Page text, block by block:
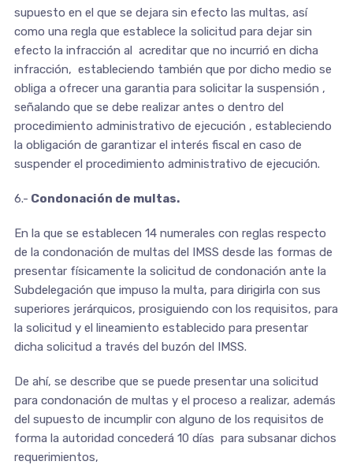
supuesto en el que se dejara sin efecto las multas, así
como una regla que establece la solicitud para dejar sin
efecto la infracción al acreditar que no incurrió en dicha
infracción, estableciendo también que por dicho medio se
obliga a ofrecer una garantia para solicitar la suspensión ,
señalando que se debe realizar antes o dentro del
procedimiento administrativo de ejecución , estableciendo
la obligación de garantizar el interés fiscal en caso de
suspender el procedimiento administrativo de ejecución.
6.- Condonación de multas.
En la que se establecen 14 numerales con reglas respecto
de la condonación de multas del IMSS desde las formas de
presentar físicamente la solicitud de condonación ante la
Subdelegación que impuso la multa, para dirigirla con sus
superiores jerárquicos, prosiguiendo con los requisitos, para
la solicitud y el lineamiento establecido para presentar
dicha solicitud a través del buzón del IMSS.
De ahí, se describe que se puede presentar una solicitud
para condonación de multas y el proceso a realizar, además
del supuesto de incumplir con alguno de los requisitos de
forma la autoridad concederá 10 días para subsanar dichos
requerimientos,